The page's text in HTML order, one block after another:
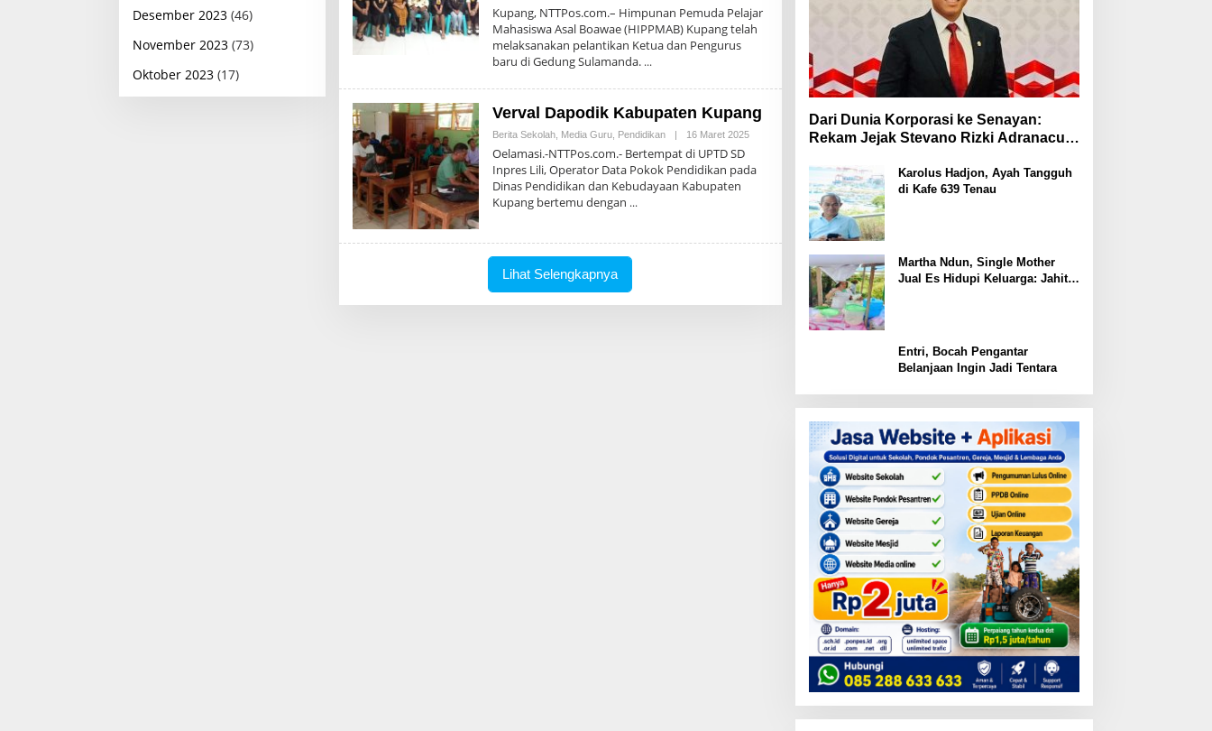
Desember 2023 (46)
November 2023 (73)
Oktober 2023 (17)
S
B
A
N
I
E
H
H
R
I
M
U
B
A
N
Kupang, NTTPos.com.– Himpunan Pemuda Pelajar
Mahasiswa Asal Boawae (HIPPMAB) Kupang telah
melaksanakan pelantikan Ketua dan Pengurus
baru di Gedung Sulamanda.
Verval Dapodik Kabupaten Kupang
Berita Sekolah, Media Guru, Pendidikan | 16 Maret 2025O
H
Oelamasi.-NTTPos.com.- Bertempat di UPTD SD
Inpres Lili, Operator Data Pokok Pendidikan pada
Dinas Pendidikan dan Kebudayaan Kabupaten
Kupang bertemu dengan
Lihat Selengkapnya
Dari Dunia Korporasi ke Senayan:
Rekam Jejak Stevano Rizki Adranacus
Karolus Hadjon, Ayah Tangguh
di Kafe 639 Tenau
Martha Ndun, Single Mother
Jual Es Hidupi Keluarga: Jahit
Entri, Bocah Pengantar
Belanjaan Ingin Jadi Tentara